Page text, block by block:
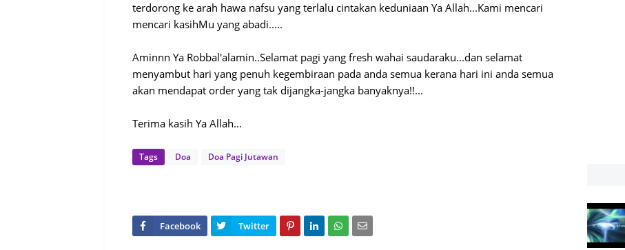
terdorong ke arah hawa nafsu yang terlalu cintakan keduniaan Ya Allah...Kami mencari
mencari kasihMu yang abadi.....
Aminnn Ya Robbal'alamin..Selamat pagi yang fresh wahai saudaraku...dan selamat
menyambut hari yang penuh kegembiraan pada anda semua kerana hari ini anda semua
akan mendapat order yang tak dijangka-jangka banyaknya!!...
Terima kasih Ya Allah...
Tags Doa Doa Pagi Jutawan